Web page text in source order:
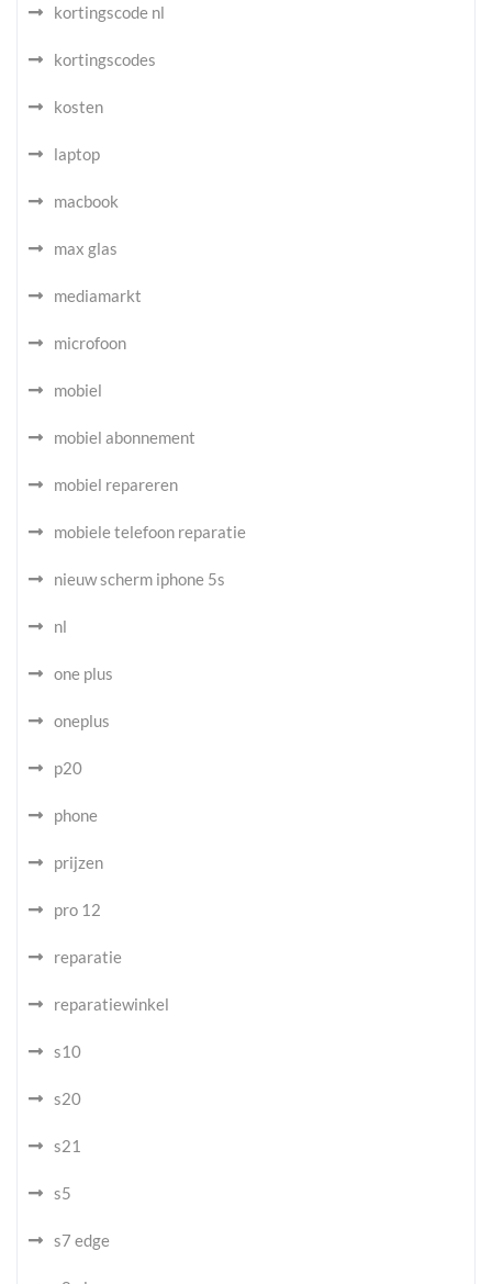
kortingscode nl
kortingscodes
kosten
laptop
macbook
max glas
mediamarkt
microfoon
mobiel
mobiel abonnement
mobiel repareren
mobiele telefoon reparatie
nieuw scherm iphone 5s
nl
one plus
oneplus
p20
phone
prijzen
pro 12
reparatie
reparatiewinkel
s10
s20
s21
s5
s7 edge